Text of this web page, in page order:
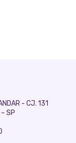
- CJ. 131
SP